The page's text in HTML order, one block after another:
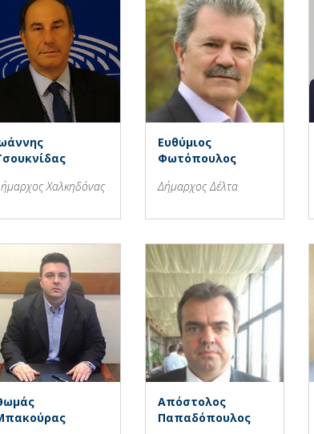
Χαλκηδόνας
Ευθύμιος
Φωτόπουλος
Δήμαρχος Δέλτα
Απόστολος
Παπαδόπουλος